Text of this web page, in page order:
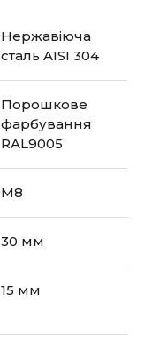
Нержавіюча
сталь AISI 304
Порошкове
фарбування
RAL9005
М8
30 мм
15 мм